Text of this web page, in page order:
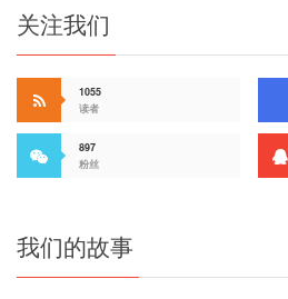
关注我们
1055
读者
897
粉丝
我们的故事